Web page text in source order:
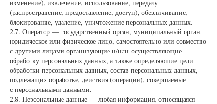
изменение), извлечение, использование, передачу
(распространение, предоставление, доступ), обезличивание,
блокирование, удаление, уничтожение персональных данных.
2.7. Оператор — государственный орган, муниципальный орган,
юридическое или физическое лицо, самостоятельно или совместно
с другими лицами организующие и/или осуществляющие
обработку персональных данных, а также определяющие цели
обработки персональных данных, состав персональных данных,
подлежащих обработке, действия (операции), совершаемые
с персональными данными.
2.8. Персональные данные — любая информация, относящаяся